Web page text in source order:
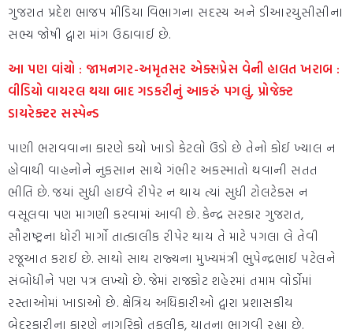
ગુજરાત પ્રદેશ ભાજપ મીડિયા વિભાગના સદસ્ય અને ડીઆરયુસીસીના
સભ્ય જોષી દ્વારા માંગ ઉઠાવાઈ છે.
આ પણ વાંચો : જામનગર-અમૃતસર એક્સપ્રેસ વેની હાલત ખરાબ :
વીડિયો વાયરલ થયા બાદ ગડકરીનું આકરું પગલું, પ્રોજેક્ટ
ડાયરેક્ટર સસ્પેન્ડ
પાણી ભરાવવાના કારણે કયો ખાડો કેટલો ઉંડો છે તેનો કોઈ ખ્યાલ ન
હોવાથી વાહનોને નુકસાન સાથે ગંભીર અકસ્માતો થવાની સતત
ભીતિ છે. જયાં સુધી હાઇવે રીપેર ન થાય ત્યાં સુધી ટોલટેકસ ન
વસૂલવા પણ માગણી કરવામાં આવી છે. કેન્દ્ર સરકાર ગુજરાત,
સૌરાષ્ટ્રના ધોરી માર્ગો તાત્કાલીક રીપેર થાય તે માટે પગલા લે તેવી
રજૂઆત કરાઈ છે. સાથો સાથ રાજ્યના મુખ્યમંત્રી ભુપેન્દ્રભાઈ પટેલને
સંબોધીને પણ પત્ર લખ્યો છે. જેમાં રાજકોટ શહેરમાં તમામ વોર્ડોમાં
રસ્તાઓમાં ખાડાઓ છે. ક્ષેત્રિય અધિકારીઓ દ્વારા પ્રશાસકીય
બેદરકારીના કારણે નાગરિકો તકલીક, યાતના ભાગવી રહ્યા છે.